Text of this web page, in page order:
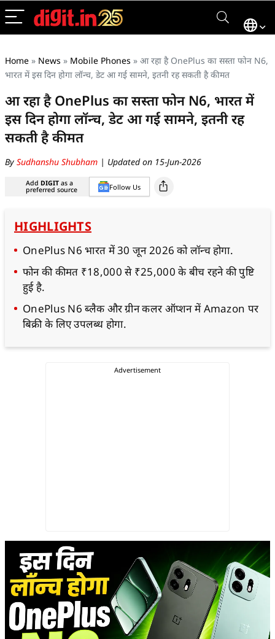
Home » News » Mobile Phones » आ रहा है OnePlus का सस्ता फोन N6,
भारत में इस दिन होगा लॉन्च, डेट आ गई सामने, इतनी रह सकती है कीमत
आ रहा है OnePlus का सस्ता फोन N6, भारत में
इस दिन होगा लॉन्च, डेट आ गई सामने, इतनी रह
सकती है कीमत
By Sudhanshu Shubham | Updated on 15-Jun-2026
Add DIGIT as a
preferred source Follow Us
HIGHLIGHTS
OnePlus N6 भारत में 30 जून 2026 को लॉन्च होगा.
फोन की कीमत ₹18,000 से ₹25,000 के बीच रहने की पुष्टि
हुई है.
OnePlus N6 ब्लैक और ग्रीन कलर ऑप्शन में Amazon पर
बिक्री के लिए उपलब्ध होगा.